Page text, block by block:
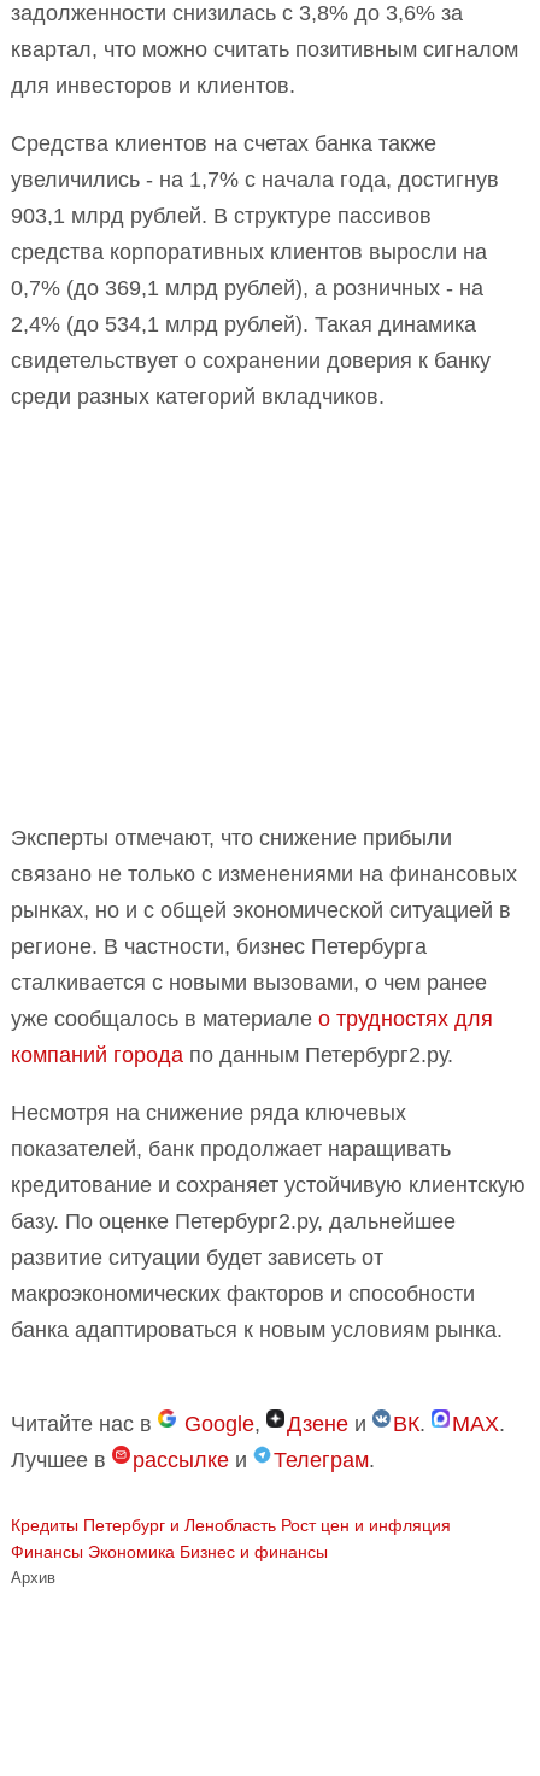
задолженности снизилась с 3,8% до 3,6% за
квартал, что можно считать позитивным сигналом
для инвесторов и клиентов.
Средства клиентов на счетах банка также
увеличились - на 1,7% с начала года, достигнув
903,1 млрд рублей. В структуре пассивов
средства корпоративных клиентов выросли на
0,7% (до 369,1 млрд рублей), а розничных - на
2,4% (до 534,1 млрд рублей). Такая динамика
свидетельствует о сохранении доверия к банку
среди разных категорий вкладчиков.
Эксперты отмечают, что снижение прибыли
связано не только с изменениями на финансовых
рынках, но и с общей экономической ситуацией в
регионе. В частности, бизнес Петербурга
сталкивается с новыми вызовами, о чем ранее
уже сообщалось в материале о трудностях для
компаний города по данным Петербург2.ру.
Несмотря на снижение ряда ключевых
показателей, банк продолжает наращивать
кредитование и сохраняет устойчивую клиентскую
базу. По оценке Петербург2.ру, дальнейшее
развитие ситуации будет зависеть от
макроэкономических факторов и способности
банка адаптироваться к новым условиям рынка.
Читайте нас в Google, Дзене и ВК. MAX.
Лучшее в
рассылке и Телеграм.
Кредиты Петербург и Ленобласть Рост цен и инфляция
Финансы Экономика Бизнес и финансы
Архив